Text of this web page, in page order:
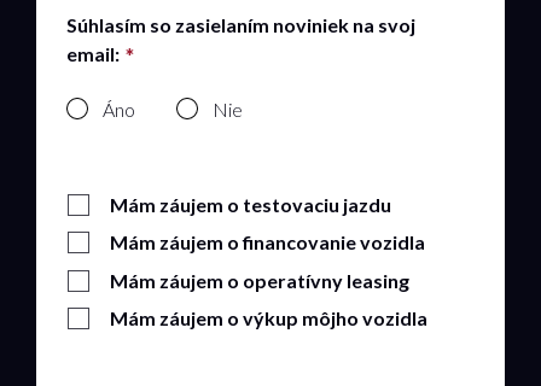
Súhlasím so zasielaním noviniek na svoj
email:
Áno Nie
Mám záujem o testovaciu jazdu
Mám záujem o financovanie vozidla
Mám záujem o operatívny leasing
Mám záujem o výkup môjho vozidla